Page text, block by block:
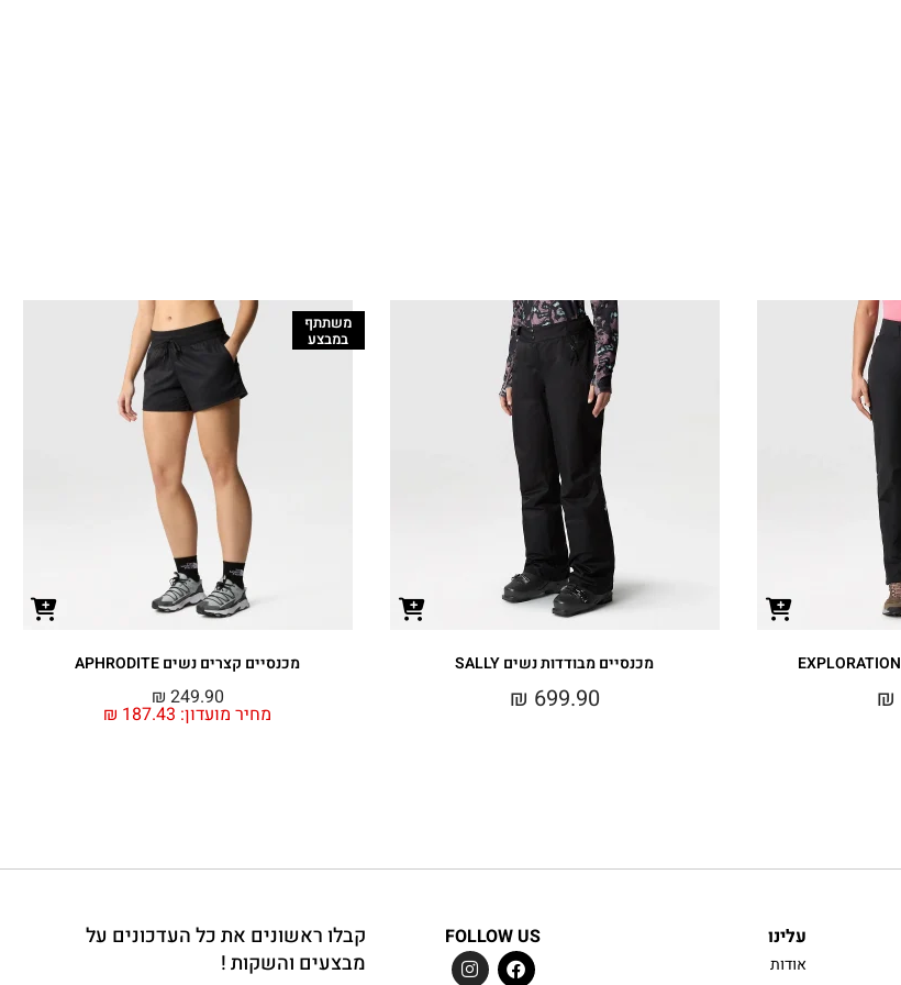
₪
מכנסיים מבודדות נשים SALLY
₪ 699.90
משתתף
במבצע
מכנסיים קצרים נשים APHRODITE
מחיר מועדון: ₪ 187.43
₪ 249.90
עלינו
אודות
FOLLOW US
קבלו ראשונים את כל העדכונים על
מבצעים והשקות !